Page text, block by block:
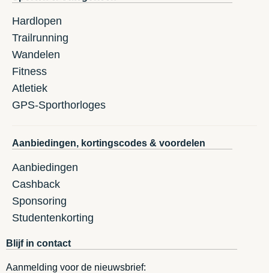
Hardlopen
Trailrunning
Wandelen
Fitness
Atletiek
GPS-Sporthorloges
Aanbiedingen, kortingscodes & voordelen
Aanbiedingen
Cashback
Sponsoring
Studentenkorting
Blijf in contact
Aanmelding voor de nieuwsbrief: